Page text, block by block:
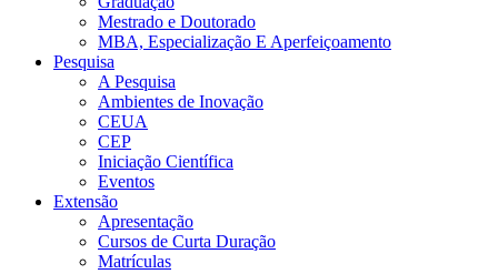
Mestrado e Doutorado
MBA, Especialização E Aperfeiçoamento
Pesquisa
A Pesquisa
Ambientes de Inovação
CEUA
CEP
Iniciação Científica
Eventos
Extensão
Apresentação
Cursos de Curta Duração
Matrículas